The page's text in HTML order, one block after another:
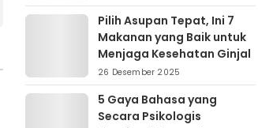
Pilih Asupan Tepat, Ini 7
Makanan yang Baik untuk
Menjaga Kesehatan Ginjal
26 Desember 2025
5 Gaya Bahasa yang
Secara Psikologis